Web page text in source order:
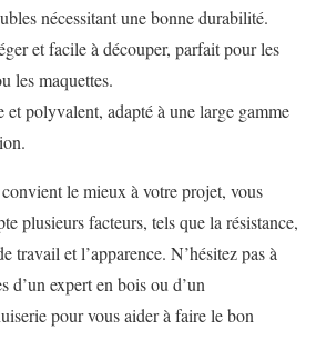
nécessitant une bonne durabilité.
et facile à découper, parfait pour les
les maquettes.
et polyvalent, adapté à une large gamme
le mieux à votre projet, vous
plusieurs facteurs, tels que la résistance,
travail et l’apparence. N’hésitez pas à
d’un expert en bois ou d’un
pour vous aider à faire le bon